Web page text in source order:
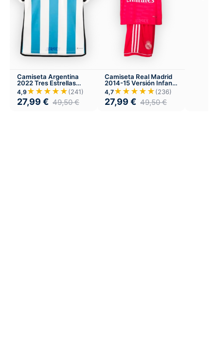
Camiseta Argentina
2022 Tres Estrellas
Local
4,9 ★★★★★(241)
27,99 € 49,50€
Camiseta Real Madrid
2014-15 Versión Infantil
Visitante
4,7★★★★★(236)
27,99 € 49,50€